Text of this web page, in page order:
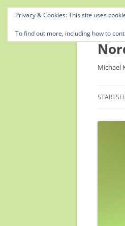
Michael
Privacy & Cookies: This site uses
To find out more, including how to